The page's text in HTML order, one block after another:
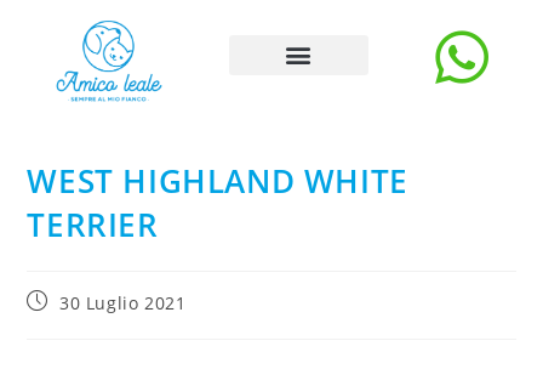
WEST HIGHLAND WHITE
TERRIER
30 Luglio 2021